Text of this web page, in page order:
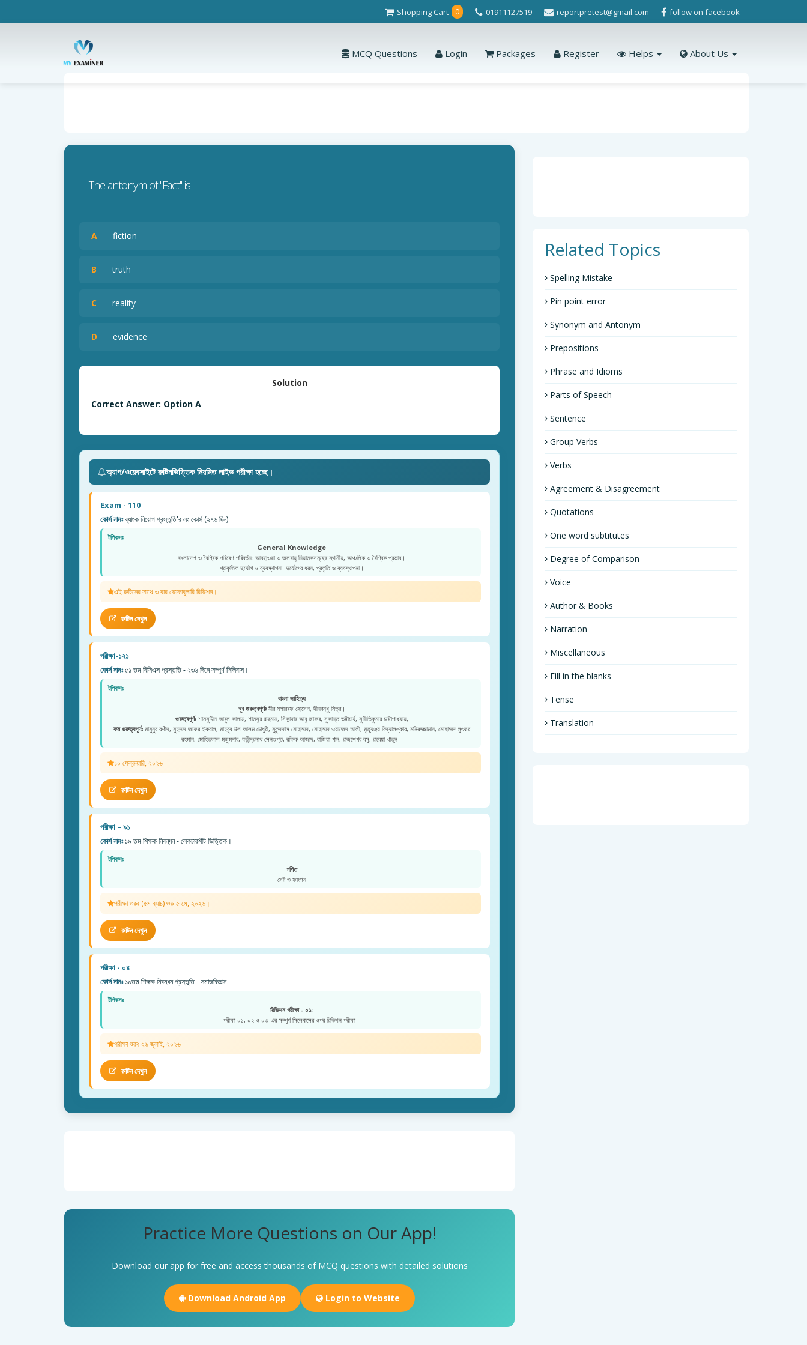
Shopping Cart 0 01911127519 reportpretest@gmail.com follow on facebook
MCQ Questions Login Packages Register Helps About Us
The antonym of ''Fact'' is----
A fiction
B truth
C reality
D evidence
Solution
Correct Answer: Option A
অ্যাপ/ওয়েবসাইটে রুটিনভিত্তিক নিয়মিত লাইভ পরীক্ষা হচ্ছে।
Exam - 110
কোর্স নামঃব্যাংক নিয়োগ প্রস্তুতি'র লং কোর্স (২৭৬ দিন)
টপিকসঃ
General Knowledge
বাংলাদেশ ও বৈশ্বিক পরিবেশ পরিবর্তন: আবহাওয়া ও জলবায়ু নিয়ামকসমূহের স্থানীয়, আঞ্চলিক ও বৈশ্বিক প্রভাব।
প্রাকৃতিক দুর্যোগ ও ব্যবস্থাপনা: দুর্যোগের ধরন, প্রকৃতি ও ব্যবস্থাপনা।
এই রুটিনের সাথে ৩ বার ভোকাবুলারি রিভিশন।
রুটিন দেখুন
পরীক্ষা-১২১
কোর্স নামঃ৫১ তম বিসিএস প্রস্ততি - ২৩৬ দিনে সম্পূর্ণ সিলিবাস।
টপিকসঃ
বাংলা সাহিত্য
খুব গুরুত্বপূর্ণঃমীর মশাররফ হোসেন, দীনবন্ধু মিত্র।
গুরুত্বপূর্ণঃশামসুদ্দীন আবুল কালাম, শামসুর রাহমান, সিকান্দার আবু জাফর, সুকান্ত ভট্টাচার্য, সুনীতিকুমার চট্টোপাধ্যায়,
কম গুরুত্বপূর্ণঃমামুনুর রশীদ, মুহম্মদ জাফর ইকবাল, মাহবুব উল আলম চৌধুরী, মুকুন্দদাস মোহাম্মদ, মোহাম্মদ ওয়াজেদ আলী, মৃত্যুঞ্জয় বিদ্যালঙ্কার, মনিরুজ্জামান, মোহাম্মদ লুৎফর
রহমান, মোহিতলাল মজুমদার, যতীন্দ্রনাথ সেনগুপ্ত, রফিক আজাদ, রাজিয়া খান, রাজশেখর বসু, রাবেয়া খাতুন।
১০ ফেব্রুয়ারি, ২০২৬
রুটিন দেখুন
পরীক্ষা – ৯১
কোর্স নামঃ১৯ তম শিক্ষক নিবন্ধন - লেকচারশীট ভিত্তিক।
টপিকসঃ
গণিত
সেট ও ফাংশন
পরীক্ষা শুরুঃ (৫ম ব্যাচ) শুরু ৫ মে, ২০২৬।
রুটিন দেখুন
পরীক্ষা - ০৪
কোর্স নামঃ১৯তম শিক্ষক নিবন্ধন প্রস্তুতি - সমাজবিজ্ঞান
টপিকসঃ
রিভিশন পরীক্ষা - ০১:
পরীক্ষা ০১, ০২ ও ০৩-এর সম্পূর্ণ সিলেবাসের ওপর রিভিশন পরীক্ষা।
পরীক্ষা শুরুঃ ২৬ জুলাই, ২০২৬
রুটিন দেখুন
Practice More Questions on Our App!
Download our app for free and access thousands of MCQ questions with detailed solutions
Download Android App Login to Website
Related Topics
Spelling Mistake
Pin point error
Synonym and Antonym
Prepositions
Phrase and Idioms
Parts of Speech
Sentence
Group Verbs
Verbs
Agreement & Disagreement
Quotations
One word subtitutes
Degree of Comparison
Voice
Author & Books
Narration
Miscellaneous
Fill in the blanks
Tense
Translation